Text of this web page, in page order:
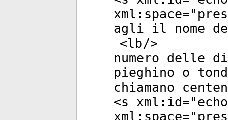
xml:space="
agli il nome
<lb/>
numero delle
pieghino o
chiamano
<s xml:id="
xml:space="